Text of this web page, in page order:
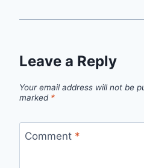
Leave a Reply
Your email address will not be
marked *
Comment *